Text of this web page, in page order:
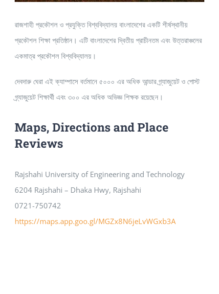
রাজশাহী প্রকৌশল ও প্রযুক্তি বিশ্ববিদ্যালয় বাংলাদেশের একটি শীর্ষস্থানীয়
প্রকৌশল শিক্ষা প্রতিষ্ঠান। এটি বাংলাদেশের দ্বিতীয় প্রাচীনতম এবং উত্তরাঞ্চলের
একমাত্র প্রকৌশল বিশ্ববিদ্যালয়।
দেবদারু ঘেরা এই ক্যাম্পাসে বর্তমানে ৫০০০ এর অধিক আন্ডার গ্র্যাজুয়েট ও পোস্ট
গ্র্যাজুয়েট শিক্ষার্থী এবং ৩০০ এর অধিক অভিজ্ঞ শিক্ষক রয়েছেন।
Maps, Directions and Place
Reviews
Rajshahi University of Engineering and Technology
6204 Rajshahi – Dhaka Hwy, Rajshahi
0721-750742
https://maps.app.goo.gl/MGZx8N6jeLvWGxb3A